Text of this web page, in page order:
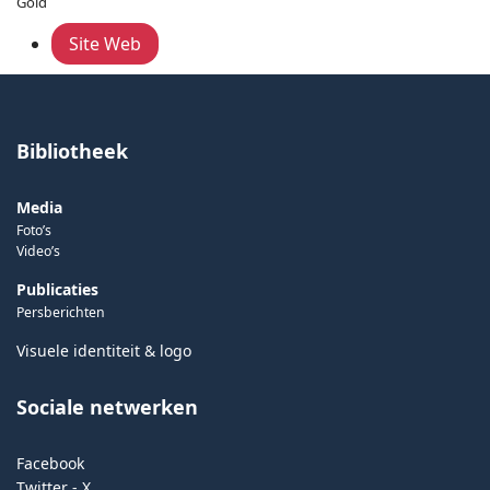
Site Web
Bibliotheek
Media
Foto’s
Video’s
Publicaties
Persberichten
Visuele identiteit & logo
Sociale netwerken
Facebook